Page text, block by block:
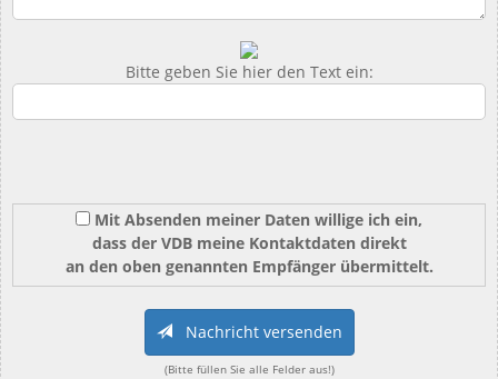
Bitte geben Sie hier den Text ein:
Mit Absenden meiner Daten willige ich ein,
dass der VDB meine Kontaktdaten direkt
an den oben genannten Empfänger übermittelt.
Nachricht versenden
(Bitte füllen Sie alle Felder aus!)